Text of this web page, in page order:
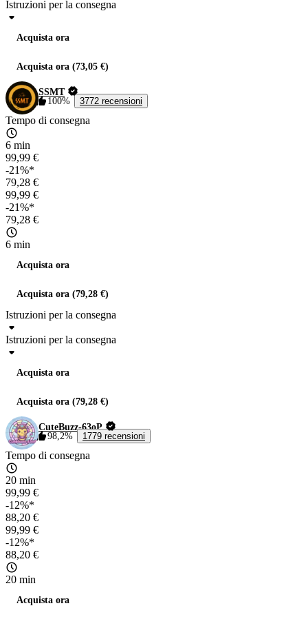
Istruzioni per la consegna
Acquista ora
Acquista ora (73,05 €)
SSMT
100%
3772 recensioni
Tempo di consegna
6 min
99,99 €
-21%*
79,28 €
99,99 €
-21%*
79,28 €
6 min
Acquista ora
Acquista ora (79,28 €)
Istruzioni per la consegna
Istruzioni per la consegna
Acquista ora
Acquista ora (79,28 €)
CuteBuzz-63oP
98,2%
1779 recensioni
Tempo di consegna
20 min
99,99 €
-12%*
88,20 €
99,99 €
-12%*
88,20 €
20 min
Acquista ora